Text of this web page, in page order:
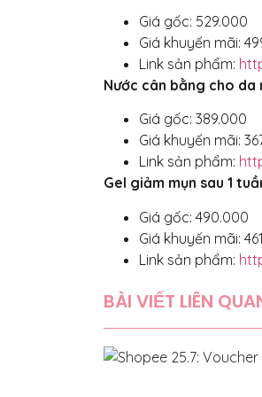
Giá gốc: 529.000
Giá khuyến mãi:
Link sản phẩm:
Nước cân bằng cho da
Giá gốc: 389.000
Giá khuyến mãi:
Link sản phẩm:
Gel giảm mụn sau 1
Giá gốc: 490.000
Giá khuyến mãi:
Link sản phẩm:
BÀI VIẾT LIÊN